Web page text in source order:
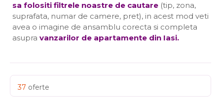
sa folositi filtrele noastre de cautare (tip, zona,
suprafata, numar de camere, pret), in acest mod veti
avea o imagine de ansamblu corecta si completa
asupra vanzarilor de apartamente din Iasi.
37 oferte